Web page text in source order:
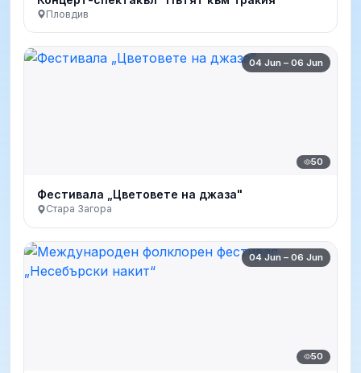
Пловдив
04 Jun – 06 Jun
50
Фестивала „Цветовете на джаза"
Стара Загора
04 Jun – 06 Jun
50